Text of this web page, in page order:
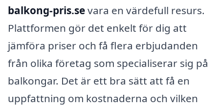
balkong-pris.sevara en värdefull resurs.
Plattformen gör det enkelt för dig att
jämföra priser och få flera erbjudanden
från olika företag som specialiserar sig på
balkongar. Det är ett bra sätt att få en
uppfattning om kostnaderna och vilken